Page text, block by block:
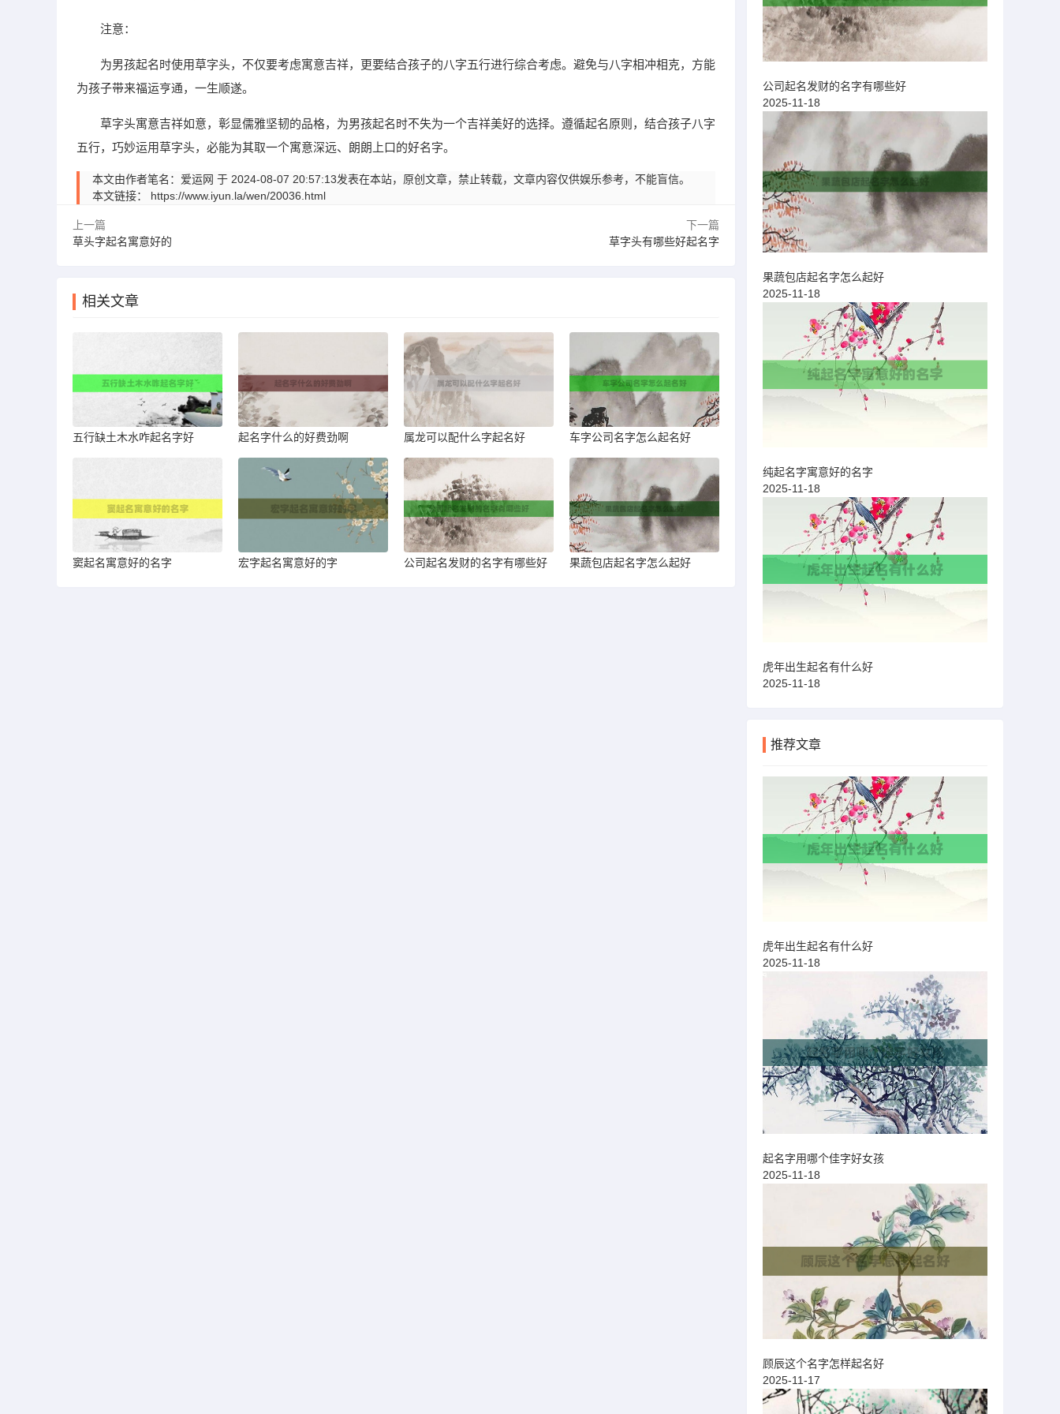
注意：
为男孩起名时使用草字头，不仅要考虑寓意吉祥，更要结合孩子的八字五行进行综合考虑。避免与八字相冲相克，方能
为孩子带来福运亨通，一生顺遂。
草字头寓意吉祥如意，彰显儒雅坚韧的品格，为男孩起名时不失为一个吉祥美好的选择。遵循起名原则，结合孩子八字
五行，巧妙运用草字头，必能为其取一个寓意深远、朗朗上口的好名字。
本文由作者笔名：爱运网 于 2024-08-07 20:57:13发表在本站，原创文章，禁止转载，文章内容仅供娱乐参考，不能盲信。
本文链接： https://www.iyun.la/wen/20036.html
上一篇
草头字起名寓意好的
下一篇
草字头有哪些好起名字
相关文章
五行缺土木水咋起名字好 起名字什么的好费劲啊 属龙可以配什么字起名好 车字公司名字怎么起名好
窦起名寓意好的名字 宏字起名寓意好的字 公司起名发财的名字有哪些好 果蔬包店起名字怎么起好
公司起名发财的名字有哪些好
2025-11-18
果蔬包店起名字怎么起好
2025-11-18
纯起名字寓意好的名字
2025-11-18
虎年出生起名有什么好
2025-11-18
推荐文章
虎年出生起名有什么好
2025-11-18
起名字用哪个佳字好女孩
2025-11-18
顾辰这个名字怎样起名好
2025-11-17